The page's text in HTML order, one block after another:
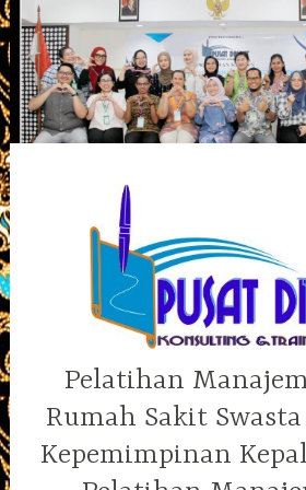
Skip
to
content
Pelatihan
Rumah Sakit
Kepemimpinan